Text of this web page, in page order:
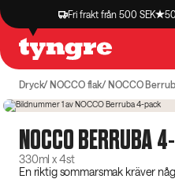
Fri frakt från 500 SEK
Butik Recept
Dryck NOCCO flak NOCCO
NOCCO BERRUBA
330ml x 4st
En riktig sommarsmak kräver
4.8 16)